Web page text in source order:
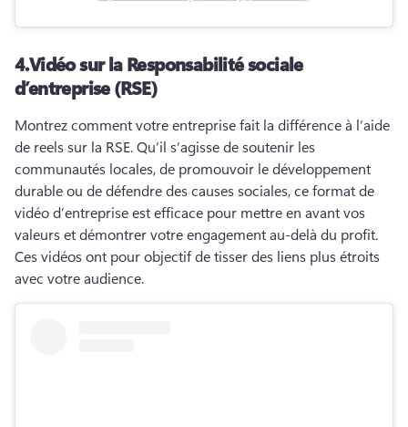
4.Vidéo sur la Responsabilité sociale
d’entreprise (RSE)
Montrez comment votre entreprise fait la différence à l’aide
de reels sur la RSE. Qu’il s’agisse de soutenir les
communautés locales, de promouvoir le développement
durable ou de défendre des causes sociales, ce format de
vidéo d’entreprise est efficace pour mettre en avant vos
Ces vidéos ont pour objectif de tisser des liens plus étroits
avec votre audience.